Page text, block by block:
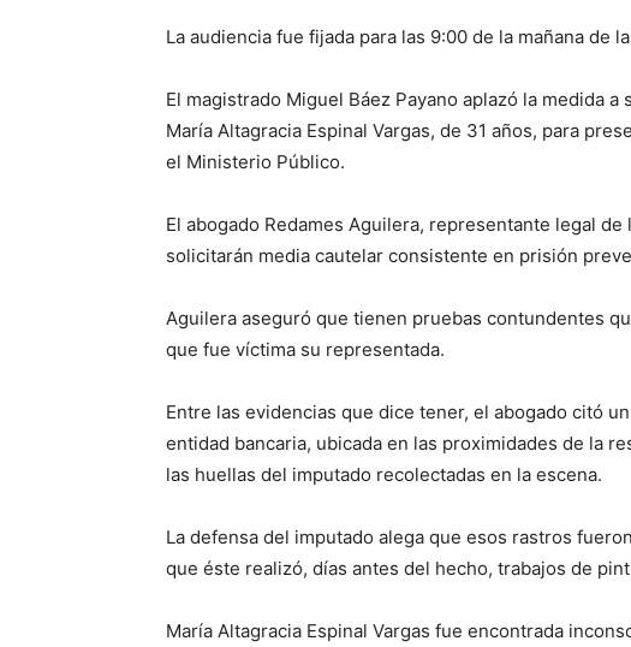
La audiencia fue fijada para las 9:00 de la mañana de
El magistrado Miguel Báez Payano aplazó la medida
María Altagracia Espinal Vargas, de 31 años, para
el Ministerio Público.
El abogado Redames Aguilera, representante legal
solicitarán media cautelar consistente en prisión
Aguilera aseguró que tienen pruebas contundentes
que fue víctima su representada.
Entre las evidencias que dice tener, el abogado citó
entidad bancaria, ubicada en las proximidades de la
las huellas del imputado recolectadas en la escena.
La defensa del imputado alega que esos rastros
que éste realizó, días antes del hecho, trabajos de
María Altagracia Espinal Vargas fue encontrada